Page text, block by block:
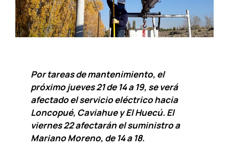
Por tareas de mantenimiento, el
próximo jueves 21 de 14 a 19, se verá
afectado el servicio eléctrico hacia
Loncopué, Caviahue y El Huecú. El
viernes 22 afectarán el suministro a
Mariano Moreno, de 14 a 18.